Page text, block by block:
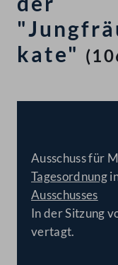
kate"
Ausschuss für
Tagesordnung
Ausschusses
In der Sitzung
vertagt.